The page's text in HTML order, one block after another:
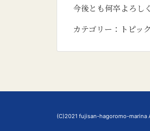
今後とも何卒よろし
カテゴリー： トピッ
(C)2021 fujisan-hagoromo-marina